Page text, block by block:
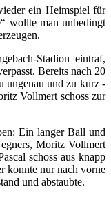
ein Heimspiel für
wollte man unbedingt
Stadion eintraf,
Bereits nach 20
ungenau und zu kurz -
Vollmert schoss zur
Ein langer Ball und
Moritz Vollmert
schoss aus knapp
konnte nur nach vorne
und abstaubte.